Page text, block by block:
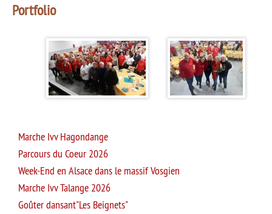
Portfolio
Marche Ivv Hagondange
Parcours du Coeur 2026
Week-End en Alsace dans le massif Vosgien
Marche Ivv Talange 2026
Goûter dansant"Les Beignets"